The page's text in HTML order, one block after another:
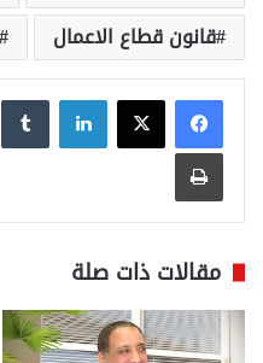
قانون قطاع الاعمال
لينكدإن
طباعة
مقالات ذات صلة